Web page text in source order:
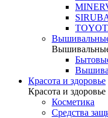
Красота и здоровье
Красота и здоровье
Косметика
Средства